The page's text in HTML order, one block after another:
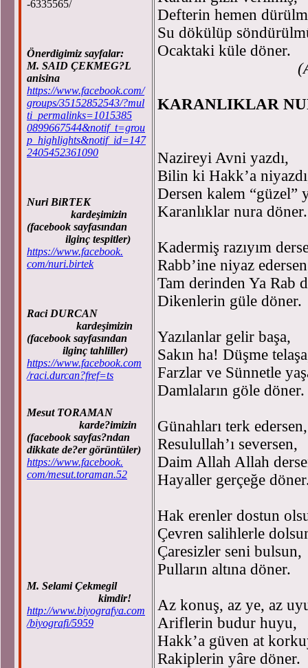
-6335565/
Önerdigimiz sayfalar:
M. SAID ÇEKMEG?L
anisina
https://www.facebook.com/
groups/35152852543/?mul
ti_permalinks=1015385
0899667544&notif_t=grou
p_highlights&notif_id=147
2405452361090
Nuri BiRTEK
kardeşimizin
(facebook sayfasından
ilginç tespitler)
https://www.facebook.
com/nuri.birtek
Raci DURCAN
kardeşimizin
(facebook sayfasından
ilginç tahliller)
https://www.facebook.com
/raci.durcan?fref=ts
Mesut TORAMAN
karde?imizin
(facebook sayfas?ndan
dikkate de?er görüntüler)
https://www.facebook.
com/mesut.toraman.52
M. Selami Çekmegil
kimdir!
http://www.biyografya.com
/biyografi/5959
Defterin hemen
Su dökülüp
Ocaktaki küle döner.
KARANLIKLAR
Nazireyi Avni yazdı,
Bilin ki Hakk’a
Dersen kalem “güzel”
Karanlıklar nura döner.
Kadermiş razıyım
Rabb’ine niyaz
Tam derinden Ya Rab
Dikenlerin güle döner.
Yazılanlar gelir başa,
Sakın ha! Düşme
Farzlar ve Sünnetle
Damlaların göle döner.
Günahları terk edersen,
Resulullah’ı seversen,
Daim Allah Allah
Hayaller gerçeğe
Hak erenler dostun
Çevren salihlerle
Çaresizler seni bulsun,
Pulların altına döner.
Az konuş, az ye, az
Ariflerin budur huyu,
Hakk’a güven at
Rakiplerin yâre döner.